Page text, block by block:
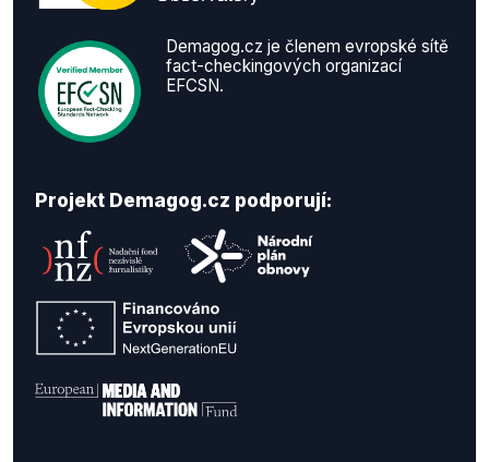
Demagog.cz je členem evropské sítě
fact-checkingových organizací
EFCSN.
Projekt Demagog.cz podporují: